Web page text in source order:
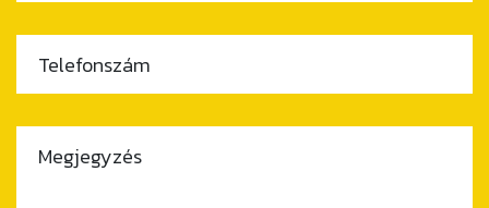
Telefonszám
Megjegyzés